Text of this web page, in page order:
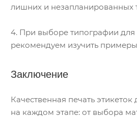
лишних и незапланированных
4. При выборе типографии для
рекомендуем изучить
Заключение
Качественная печать
на каждом этапе: от выбора